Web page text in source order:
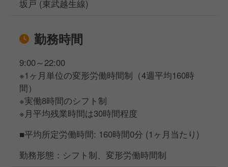
坂戸 (東武越生線)
勤務時間
9:00～22:00
※1ヶ月単位の変形労働時間制（4週平均160時
間）
※実働8時間のシフト制
※月平均残業時間は30時間程度
■平均所定労働時間: 160時間0分 (1ヶ月当たり)
勤務形態：シフト制、変形労働時間制